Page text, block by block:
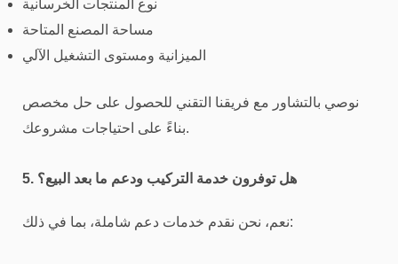
نوع المنتجات الخرسانية
مساحة المصنع المتاحة
الميزانية ومستوى التشغيل الآلي
نوصي بالتشاور مع فريقنا التقني للحصول على حل مخصص
بناءً على احتياجات مشروعك.
5. هل توفرون خدمة التركيب ودعم ما بعد البيع؟
نعم، نحن نقدم خدمات دعم شاملة، بما في ذلك: